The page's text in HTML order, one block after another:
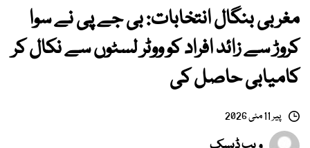
مغربی بنگال انتخابات: بی جے پی نے سوا
کروڑ سے زائد افراد کو ووٹر لسٹوں سے نکال کر
کامیابی حاصل کی
پیر 11 مئی 2026